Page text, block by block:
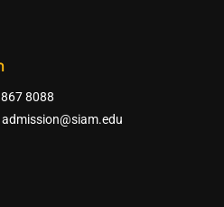
867 8088
admission@siam.edu